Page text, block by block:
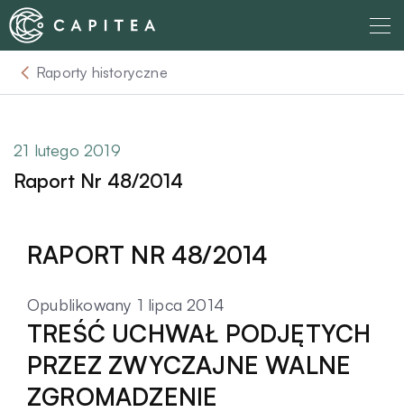
Skip
to
content
O nas
Dla Wierzyciela
Dla Dłużnika
Komunikaty
Aktualności
Raporty historyczne
21 lutego 2019
Raport Nr 48/2014
RAPORT NR 48/2014
Opublikowany 1 lipca 2014
TREŚĆ UCHWAŁ PODJĘTYCH
PRZEZ ZWYCZAJNE WALNE
ZGROMADZENIE